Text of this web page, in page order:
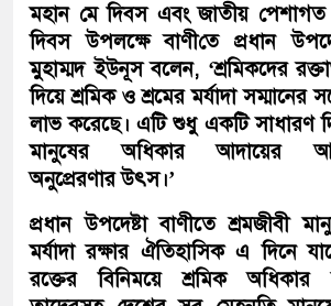
মহান মে দিবস এবং জাতীয় পেশাগত
দিবস উপলক্ষে বাণীতে প্রধান
মুহাম্মদ ইউনূস বলেন, ‘শ্রমিকদের
দিয়ে শ্রমিক ও শ্রমের মর্যাদা সম্মানের
লাভ করেছে। এটি শুধু একটি সাধারণ
মানুষের অধিকার আদায়ের
অনুপ্রেরণার উৎস।’
প্রধান উপদেষ্টা বাণীতে শ্রমজীবী
মর্যাদা রক্ষার ঐতিহাসিক এ দিনে
রক্তের বিনিময়ে শ্রমিক অধিকার